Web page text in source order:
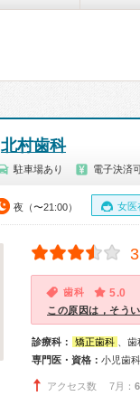
北村歯科
駐車場あり 電子決済
夜（〜21:00） 女医
歯科 5.0
この原因は，そう
診療科： 矯正歯科
、
専門医・資格： 小児歯
アクセス数 7月：